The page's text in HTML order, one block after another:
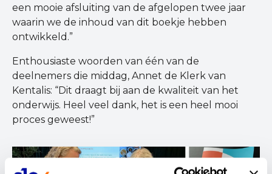
een mooie afsluiting van de afgelopen twee jaar
waarin we de inhoud van dit boekje hebben
ontwikkeld.”
Enthousiaste woorden van één van de
deelnemers die middag, Annet de Klerk van
Kentalis: “Dit draagt bij aan de kwaliteit van het
onderwijs. Heel veel dank, het is een heel mooi
proces geweest!”